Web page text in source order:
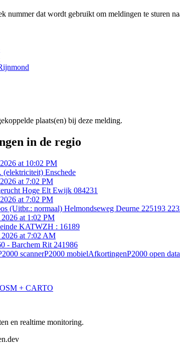
nummer dat wordt gebruikt om meldingen te sturen
plaats(en) bij deze melding.
in de regio
at 10:02 PM
Enschede
at 7:02 PM
Hoge Elt Ewijk 084231
at 7:02 PM
(Uitbr.: normaal) Helmondseweg Deurne 225193
at 1:02 PM
KATWZH : 16189
at 7:02 AM
- Barchem Rit 241986
scannerP2000 mobielAfkortingenP2000 open data
OSM + CARTO
en realtime monitoring.